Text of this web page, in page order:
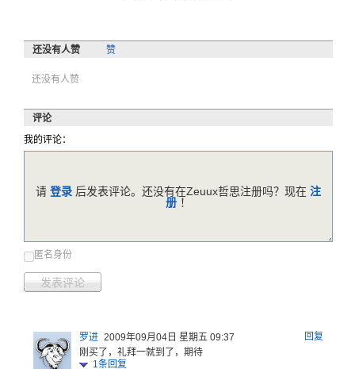
还没有人赞 赞
还没有人赞
评论
我的评论：
匿名身份
发表评论
请 登录 后发表评论。还没有在Zeuux哲思注册吗？现在 注
册 ！
回复
罗进 2009年09月04日 星期五 09:37
刚买了，礼拜一就到了，期待
1条回复